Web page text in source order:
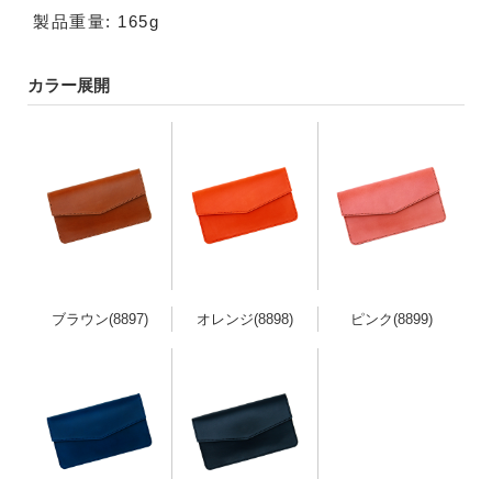
製品重量: 165g
カラー展開
ブラウン(8897) オレンジ(8898) ピンク(8899)